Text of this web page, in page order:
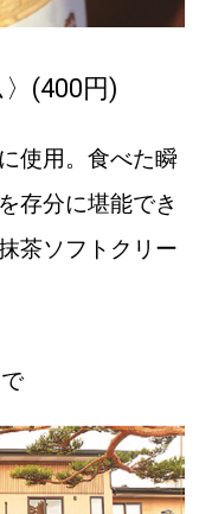
(400円)
使用。食べた瞬
存分に堪能でき
茶ソフトクリー